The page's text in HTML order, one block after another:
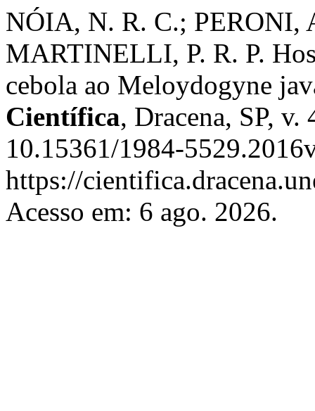
NÓIA, N. R. C.; PERONI,
MARTINELLI, P. R. P.
cebola ao Meloydogyne
Científica, Dracena, SP,
10.15361/1984-
https://
Acesso em: 6 ago. 2026.